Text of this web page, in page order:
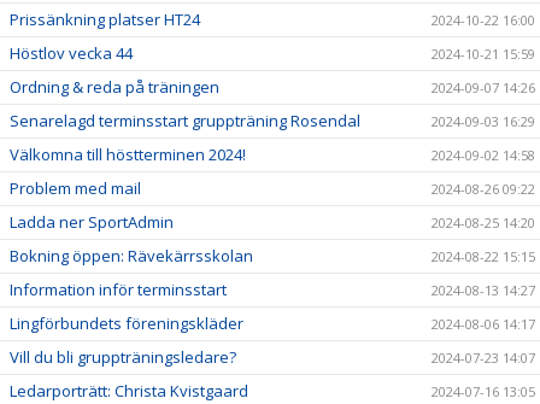
Prissänkning platser HT24 2024-10-22 16:00
Höstlov vecka 44 2024-10-21 15:59
Ordning & reda på träningen 2024-09-07 14:26
Senarelagd terminsstart gruppträning Rosendal 2024-09-03 16:29
Välkomna till höstterminen 2024! 2024-09-02 14:58
Problem med mail 2024-08-26 09:22
Ladda ner SportAdmin 2024-08-25 14:20
Bokning öppen: Rävekärrsskolan 2024-08-22 15:15
Information inför terminsstart 2024-08-13 14:27
Lingförbundets föreningskläder 2024-08-06 14:17
Vill du bli gruppträningsledare? 2024-07-23 14:07
Ledarporträtt: Christa Kvistgaard 2024-07-16 13:05